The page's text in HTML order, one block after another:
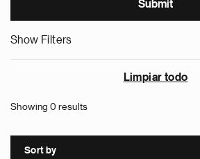
Show Filters
Limpiar todo
Showing 0 results
Sort by